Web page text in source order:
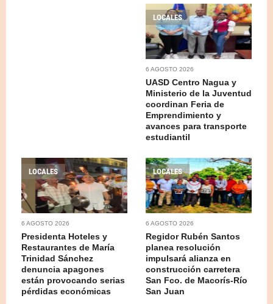
LOCALES
6 AGOSTO 2026
UASD Centro Nagua y
Ministerio de la Juventud
coordinan Feria de
Emprendimiento y
avances para transporte
estudiantil
LOCALES
6 AGOSTO 2026
Presidenta Hoteles y
Restaurantes de María
Trinidad Sánchez
denuncia apagones
están provocando serias
pérdidas económicas
LOCALES
6 AGOSTO 2026
Regidor Rubén Santos
planea resolución
impulsará alianza en
construcción carretera
San Fco. de Macorís-Río
San Juan